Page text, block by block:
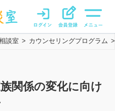
談室 > カウンセリングプログラム >
関係の変化に向け